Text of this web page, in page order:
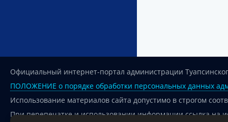
Официальный интернет-портал администрации
ПОЛОЖЕНИЕ о порядке обработки персональных данных
Использование материалов сайта допустимо в строгом
При перепечатке и использовании информации ссылка на